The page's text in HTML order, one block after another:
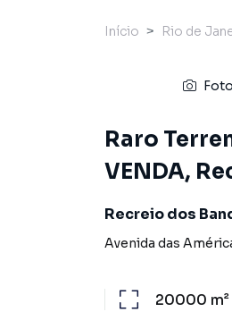
Início Rio de
Raro
VENDA,
Recreio dos
Avenida das
20000 m²